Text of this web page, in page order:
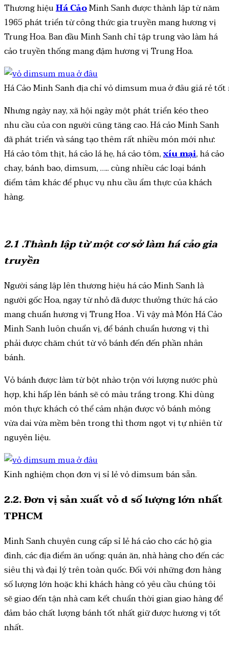
Thương hiệuHá CảoMinh Sanh được thành lập từ năm
1965 phát triển từ công thức gia truyền mang hương vị
Trung Hoa.Ban đầu Minh Sanh chỉ tập trung vào làm há
cảo truyền thống mang đậm hương vị Trung Hoa.
Há Cảo Minh Sanh địa chỉ vỏ dimsum mua ở đâu giá rẻ
Nhưng ngày nay, xã hội ngày một phát triển kéo theo
nhu cầu của con người cũng tăng cao. Há cảo Minh Sanh
đã phát triển và sáng tạo thêm rất nhiều món mới như:
Há cảo tôm thịt, há cảo lá hẹ, há cảo tôm,xíu mại, há cảo
chay, bánh bao, dimsum, ….. cùng nhiều các loại bánh
điểm tâm khác để phục vụ nhu cầu ẩm thực của khách
hàng.
2.1 .Thành lập từ một cơ sở làm há cảo gia
truyền
Người sáng lập lên thương hiệu há cảo Minh Sanh là
người gốc Hoa, ngay từ nhỏ đã được thưởng thức há cảo
mang chuẩn hương vị Trung Hoa . Vì vậy mà Món Há Cảo
Minh Sanh luôn chuẩn vị, để bánh chuẩn hương vị thì
phải được chăm chút từ vỏ bánh đến đến phần nhân
bánh.
Vỏ bánh được làm từ bột nhào trộn với lượng nước phù
hợp, khi hấp lên bánh sẽ có màu trắng trong. Khi dùng
món thực khách có thể cảm nhận được vỏ bánh mỏng
vừa dai vừa mềm bên trong thì thơm ngọt vị tự nhiên từ
nguyên liệu.
Kinh nghiệm chọn đơn vị sỉ lẻ vỏ dimsum bán sẵn.
2.2. Đơn vị sản xuất vỏ d số lượng lớn nhất
TPHCM
Minh Sanh chuyên cung cấp sỉ lẻ há cảo cho các hộ gia
đình, các địa điểm ăn uống: quán ăn, nhà hàng cho đến các
siêu thị và đại lý trên toàn quốc. Đối với những đơn hàng
số lượng lớn hoặc khi khách hàng có yêu cầu chúng tôi
sẽ giao đến tận nhà cam kết chuẩn thời gian giao hàng để
đảm bảo chất lượng bánh tốt nhất giữ được hương vị tốt
nhất.